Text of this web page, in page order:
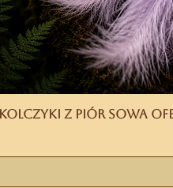
Kolczyki z piór Sowa